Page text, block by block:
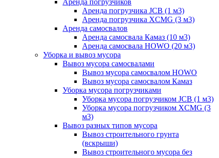
Аренда погрузчиков
Аренда погрузчика JCB (1 м3)
Аренда погрузчика XCMG (3 м3)
Аренда самосвалов
Аренда самосвала Камаз (10 м3)
Аренда самосвала HOWO (20 м3)
Уборка и вывоз мусора
Вывоз мусора самосвалами
Вывоз мусора самосвалом HOWO
Вывоз мусора самосвалом Камаз
Уборка мусора погрузчиками
Уборка мусора погрузчиком JCB (1 м3)
Уборка мусора погрузчиком XCMG (3
м3)
Вывоз разных типов мусора
Вывоз строительного грунта
(вскрыши)
Вывоз строительного мусора без